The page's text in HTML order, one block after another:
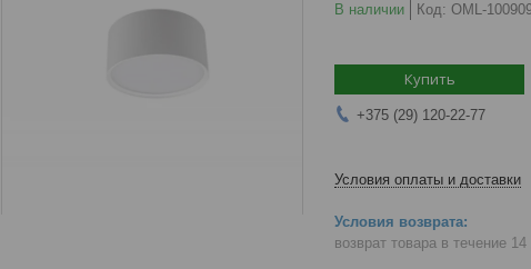
В наличии Код: OML-
Купить
+375 (29) 120-22-77
Условия оплаты и доставки
возврат товара в течение 14